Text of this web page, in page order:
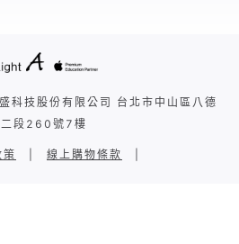
技股份有限公司 台北市中山區八德
段260號7樓
策 線上購物條款